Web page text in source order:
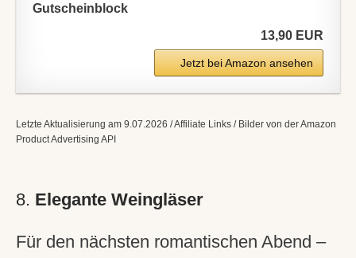
Gutscheinblock
13,90 EUR
Jetzt bei Amazon ansehen
Letzte Aktualisierung am 9.07.2026 / Affiliate Links / Bilder von der Amazon
Product Advertising API
8. Elegante Weingläser
Für den nächsten romantischen Abend –